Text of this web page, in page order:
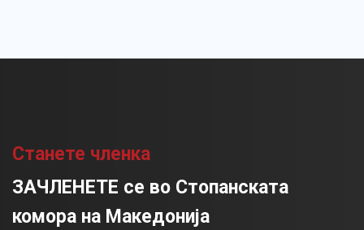
Станете членка
ЗАЧЛЕНЕТЕ се во Стопанската
комора на Македонија